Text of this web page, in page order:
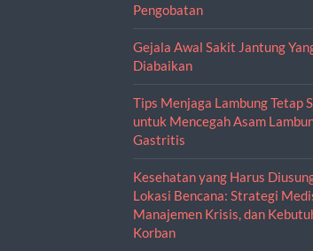
Pengobatan
Gejala Awal Sakit Jantung
Diabaikan
Tips Menjaga Lambung Tetap
untuk Mencegah Asam
Gastritis
Kesehatan yang Harus
Lokasi Bencana: Strategi
Manajemen Krisis, dan
Korban